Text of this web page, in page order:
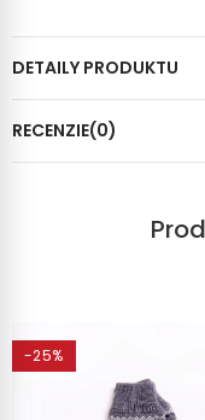
DETAILY PRODUKTU
RECENZIE(0)
-25%